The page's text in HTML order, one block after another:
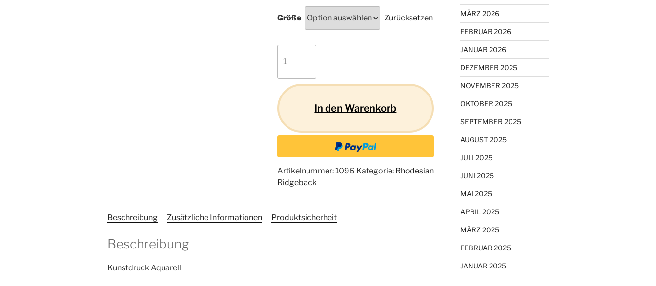
Größe Zurücksetzen
Ridgeback
Menge
In den Warenkorb
Artikelnummer:1096 Kategorie: Rhodesian
Ridgeback
Beschreibung Zusätzliche Informationen Produktsicherheit
Beschreibung
Kunstdruck Aquarell
MÄRZ 2026
FEBRUAR 2026
JANUAR 2026
DEZEMBER 2025
NOVEMBER 2025
OKTOBER 2025
SEPTEMBER 2025
AUGUST 2025
JULI 2025
JUNI 2025
MAI 2025
APRIL 2025
MÄRZ 2025
FEBRUAR 2025
JANUAR 2025